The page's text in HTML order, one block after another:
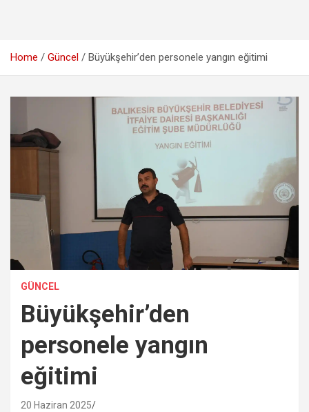
Home Güncel Büyükşehir’den personele yangın eğitimi
GÜNCEL
Büyükşehir’den
personele yangın
eğitimi
20 Haziran 2025